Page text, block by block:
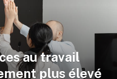
au travail
plus élevé